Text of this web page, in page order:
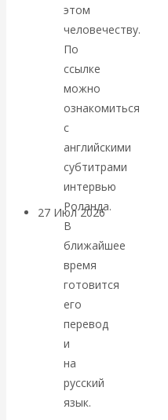
Валентин
Катасонов.
«Мировые
ростовщики»:
вчера и
27 Июл 2026Мировая
валютная система
Валентин
КАтасонов.
«МЕТОД
ОТМЫВАНИЯ
этом
человечеству.
По
ссылке
можно
ознакомиться
с
английскими
субтитрами
интервью
Роланда.
В
ближайшее
время
готовится
его
перевод
и
на
русский
язык.